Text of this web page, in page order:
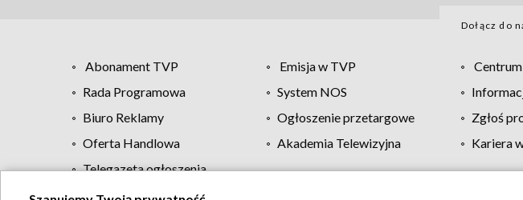
Dołącz do
Abonament TVP Emisja w TVP
Rada Programowa
System NOS
Biuro Reklamy
Ogłoszenie przetargowe Zgłoś
Oferta Handlowa
Akademia Telewizyjna Kariera
Telegazeta ogłoszenia